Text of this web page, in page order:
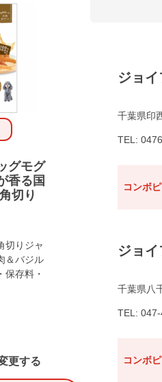
グモグ
香る国
切り
切りジャ
＆バジル
保存料・
更する
ジョ
千葉県印
TEL:
コンボ
ジョ
千葉県八
TEL: 047-
コンボ